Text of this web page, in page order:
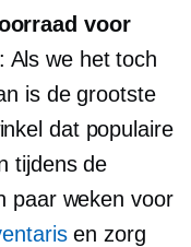
voor
: Als we het toch
is de grootste
dat populaire
tijdens de
paar weken voor
en zorg